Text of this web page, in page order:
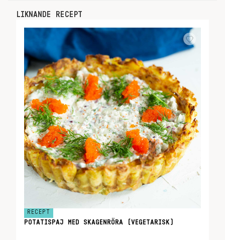
LIKNANDE RECEPT
RECEPT
POTATISPAJ MED SKAGENRÖRA (VEGETARISK)